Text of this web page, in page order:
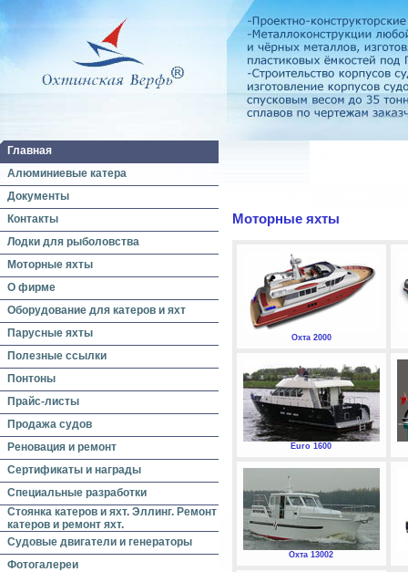
Главная
Алюминиевые катера
Документы
Контакты
Лодки для рыболовства
Моторные яхты
О фирме
Оборудование для катеров и яхт
Парусные яхты
Полезные ссылки
Понтоны
Прайс-листы
Продажа судов
Реновация и ремонт
Сертификаты и награды
Специальные разработки
Стоянка катеров и яхт. Эллинг. Ремонт
катеров и ремонт яхт.
Судовые двигатели и генераторы
Фотогалереи
Моторные яхты
Охта 2000
Euro 1600
Охта 13002